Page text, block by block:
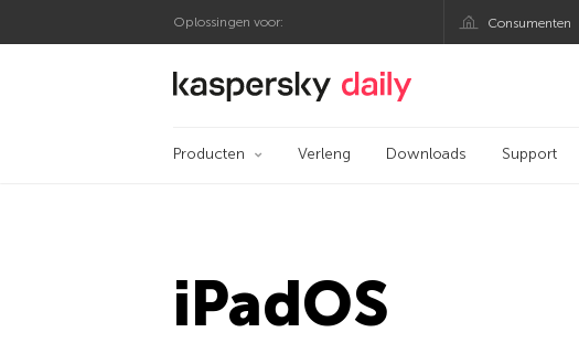
Oplossingen voor: Consumenten
Kaspersky official blog
Producten Verleng Downloads Support
iPadOS